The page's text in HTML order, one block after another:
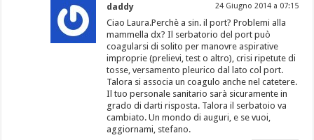
daddy 24 Giugno 2014 a 07:15
Ciao Laura.Perchè a sin. il port? Problemi alla
mammella dx? Il serbatorio del port può
coagularsi di solito per manovre aspirative
improprie (prelievi, test o altro), crisi ripetute di
tosse, versamento pleurico dal lato col port.
Talora si associa un coagulo anche nel catetere.
Il tuo personale sanitario sarà sicuramente in
grado di darti risposta. Talora il serbatoio va
cambiato. Un mondo di auguri, e se vuoi,
aggiornami, stefano.